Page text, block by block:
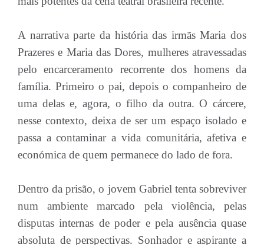
A narrativa parte da história das irmãs Maria dos
Prazeres e Maria das Dores, mulheres atravessadas
pelo encarceramento recorrente dos homens da
família. Primeiro o pai, depois o companheiro de
uma delas e, agora, o filho da outra. O cárcere,
nesse contexto, deixa de ser um espaço isolado e
passa a contaminar a vida comunitária, afetiva e
económica de quem permanece do lado de fora.
Dentro da prisão, o jovem Gabriel tenta sobreviver
num ambiente marcado pela violência, pelas
disputas internas de poder e pela ausência quase
absoluta de perspectivas. Sonhador e aspirante a